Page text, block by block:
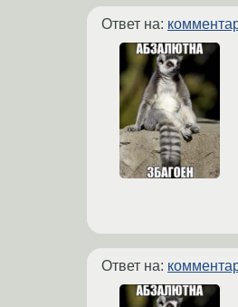
Ответ на:
Ответ на: